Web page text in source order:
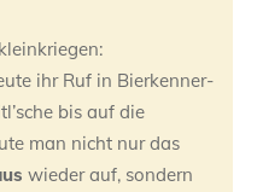
ihr Ruf in Bierkenner-
bis auf die
man nicht nur das
wieder auf, sondern